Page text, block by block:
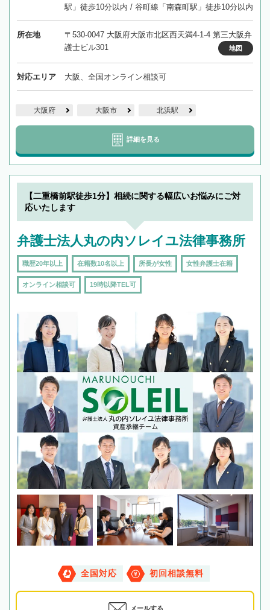
駅」徒歩10分以内 / 谷町線「南森町駅」徒歩10分以内
所在地
〒530-0047 大阪府大阪市北区西天満4-1-4 第三大阪弁
護士ビル301
地図
対応エリア 大阪、全国オンライン相談可
大阪府 大阪市 北浜駅
詳細を見る
【二重橋前駅徒歩1分】相続に関する幅広いお悩みにご対
応いたします
弁護士法人丸の内ソレイユ法律事務所
職歴20年以上 在籍数10名以上 所長が女性 女性弁護士在籍
オンライン相談可 19時以降TEL可
全国対応 初回相談無料
メールする